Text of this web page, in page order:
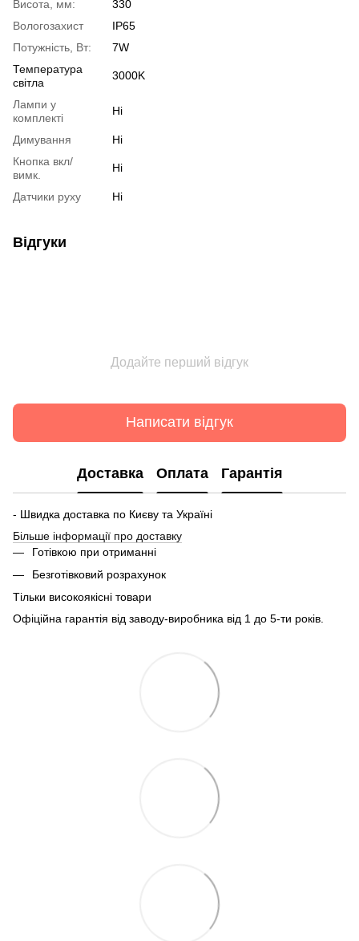
Висота, мм:
330
Вологозахист
IP65
Потужність, Вт:
7W
Температура
світла
3000K
Лампи у
комплекті
Ні
Димування
Ні
Кнопка вкл/
вимк.
Ні
Датчики руху Ні
Відгуки
Додайте перший відгук
Написати відгук
Доставка Оплата Гарантія
- Швидка доставка по Києву та Україні
Більше інформації про доставку
Готівкою при отриманні
Безготівковий розрахунок
Тільки високоякісні товари
Офіційна гарантія від заводу-виробника від 1 до 5-ти років.